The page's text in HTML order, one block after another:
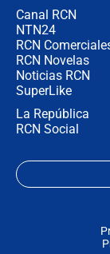
Canal RCN
NTN24
RCN
RCN Novelas
Noticias RCN
SuperLike
La República
RCN Social